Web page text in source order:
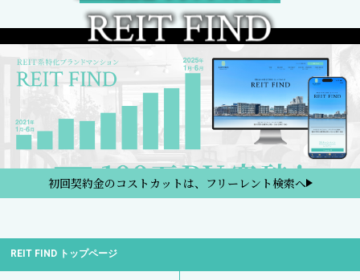
初回契約金のコストカットは、フリーレント検索へ
REIT FIND トップページ